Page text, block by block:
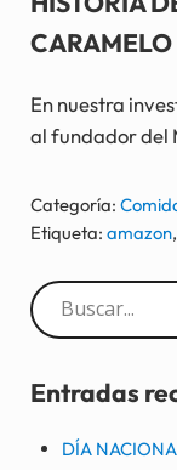
CARAMELO
En nuestra
al fundador del
Categoría:
Etiqueta: amazon,
Sidebar
Entradas
DÍA